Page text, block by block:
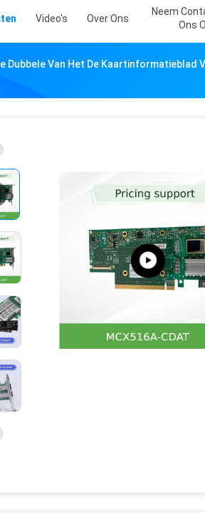
Video's Over Ons
Neem
Ons
Dubbele Van Het De Kaartinformatieblad